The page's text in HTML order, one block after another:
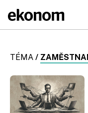
TÉMA /